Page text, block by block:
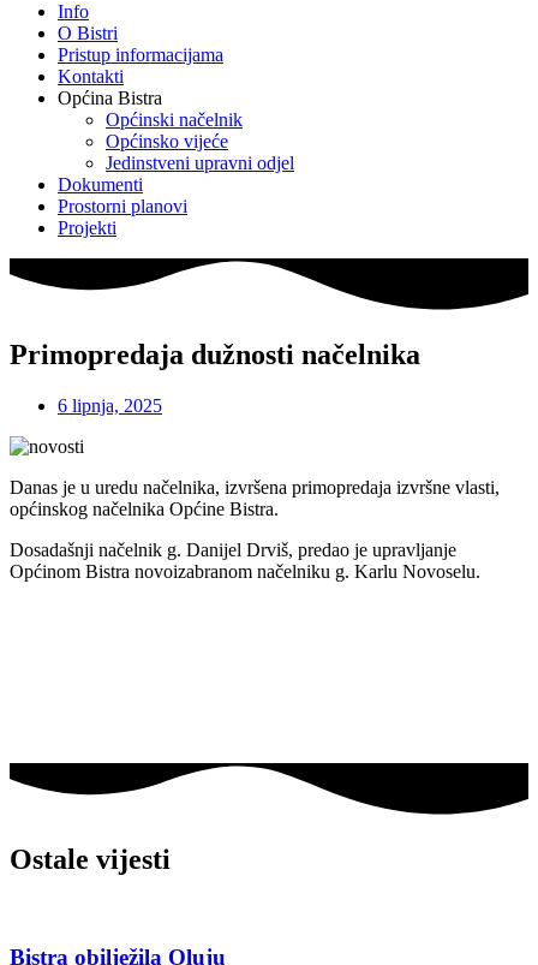
Info
O Bistri
Pristup informacijama
Kontakti
Općina Bistra
Općinski načelnik
Općinsko vijeće
Jedinstveni upravni odjel
Dokumenti
Prostorni planovi
Projekti
Primopredaja dužnosti načelnika
6 lipnja, 2025
Danas je u uredu načelnika, izvršena primopredaja izvršne vlasti,
općinskog načelnika Općine Bistra.
Dosadašnji načelnik g. Danijel Drviš, predao je upravljanje
Općinom Bistra novoizabranom načelniku g. Karlu Novoselu.
Ostale vijesti
Bistra obilježila Oluju